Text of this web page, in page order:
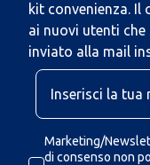
kit convenienza. Il
ai nuovi utenti
inviato alla mail
Marketing/
di consenso non